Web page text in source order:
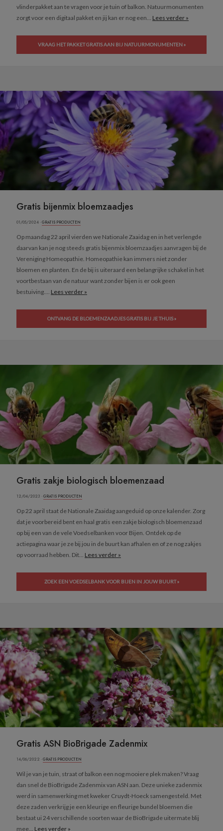
vlinderpakket aan te vragen voor je tuin of balkon. Natuurmonumenten
zorgt voor een digitaal pakket en jij kan er nog een... Lees verder »
VRAAG HET PAKKET GRATIS AAN BIJ NATUURMONUMENTEN »
Gratis bijenmix bloemzaadjes
01/05/2024 ·GRATIS PRODUCTEN
Op maandag 22 april vierden we Nationale Zaaidag en in het verlengde
daarvan kan je nog steeds gratis bijenmix bloemzaadjes aanvragen bij de
Vereniging Homeopathie. Homeopathie kan immers niet zonder
bloemen en planten. En de bij is uiteraard een belangrijke schakel in het
voortbestaan van de natuur want zonder bijen is er ook geen
bestuiving.... Lees verder »
ONTVANG DE BLOEMENZAADJES GRATIS BIJ JE THUIS »
Gratis zakje biologisch bloemenzaad
12/04/2023 ·GRATIS PRODUCTEN
Op 22 april staat de Nationale Zaaidag aangeduid op onze kalender. Zorg
dat je voorbereid bent en haal gratis een zakje biologisch bloemenzaad
op bij een van de vele Voedselbanken voor Bijen. Ontdek op de
actiepagina waar je ze bij jou in de buurt kan afhalen en of ze nog zakjes
op voorraad hebben. Dit... Lees verder »
ZOEK EEN VOEDSELBANK VOOR BIJEN IN JOUW BUURT »
Gratis ASN BioBrigade Zadenmix
14/06/2022 ·GRATIS PRODUCTEN
Wil je van je tuin, straat of balkon een nog mooiere plek maken? Vraag
dan snel de BioBrigade Zadenmix van ASN aan. Deze unieke zadenmix
werd in samenwerking met kweker Cruydt-Hoeck samengesteld. Met
deze zaden verkrijg je een kleurige en fleurige bundel bloemen die
bestaat ui 24 verschillende soorten waar de BioBrigade uitermate blij
mee... Lees verder »